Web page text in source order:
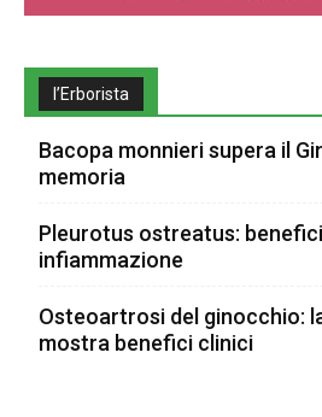
l’Erborista
Bacopa monnieri supera il
memoria
Pleurotus ostreatus:
infiammazione
Osteoartrosi del ginocchio:
mostra benefici clinici